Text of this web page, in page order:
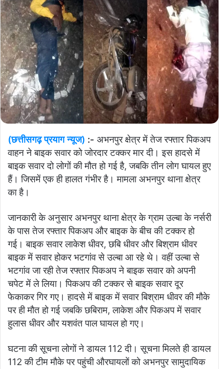
(छत्तीसगढ़ प्रयाग न्यूज) :- अभनपुर क्षेत्र में तेज रफ्तार पिकअप
वाहन ने बाइक सवार को जोरदार टक्कर मार दी। इस हादसे में
बाइक सवार दो लोगों की मौत हो गई है, जबकि तीन लोग घायल हुए
हैं। जिसमें एक ही हालत गंभीर है। मामला अभनपुर थाना क्षेत्र
का है।
जानकारी के अनुसार अभनपुर थाना क्षेत्र के ग्राम उल्बा के नर्सरी
के पास तेज रफ्तार पिकअप और बाइक के बीच की टक्कर हो
गई। बाइक सवार लाकेश धीवर, छबि धीवर और बिश्राम धीवर
बाइक में सवार होकर भटगांव से उल्बा आ रहे थे। वहीं उल्बा से
भटगांव जा रही तेज रफ्तार पिकअप ने बाइक सवार को अपनी
चपेट में ले लिया। पिकअप की टक्कर से बाइक सवार दूर
फेकाकर गिर गए। हादसे में बाइक में सवार बिश्राम धीवर की मौके
पर ही मौत हो गई जबकि छबिराम, लाकेश और पिकअप में सवार
हुलास धीवर और यशवंत पाल घायल हो गए।
घटना की सूचना लोगों ने डायल 112 दी। सूचना मिलते ही डायल
112 की टीम मौके पर पहुंची औरघायलों को अभनपुर सामुदायिक